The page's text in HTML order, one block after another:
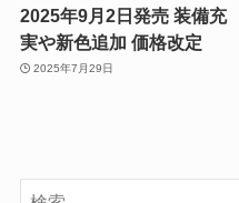
2025年9月2日発売 装備充
実や新色追加 価格改定
2025年7月29日